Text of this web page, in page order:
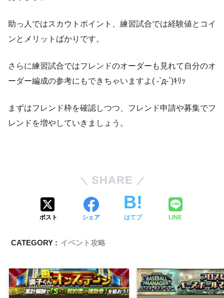
助っ人ではスカウトポイント、練習試合では経験値とコイ
ンとメリットばかりです。
さらに練習試合ではフレンドのオーダーも見れて自分のオ
ーダー編成の参考にもできちゃいますよ( -`д-´)ｷﾘｯ
まずはフレンド枠を確認しつつ、フレンド申請や募集でフ
レンドを増やしていきましょう。
SHARE
ポスト シェア はてブ LINE
CATEGORY : イベント攻略